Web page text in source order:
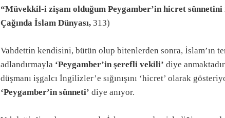
“Müvekkil-i zişanı olduğum Peygamber’in hicret sünnetini
Çağında İslam Dünyası, 313)
Vahdettin kendisini, bütün olup bitenlerden sonra, İslam’ın
adlandırmayla ‘Peygamber’in şerefli vekili’ diye
düşmanı işgalcı İngilizler’e sığınışını ‘hicret’ olarak
‘Peygamber’in sünneti’ diye anıyor.